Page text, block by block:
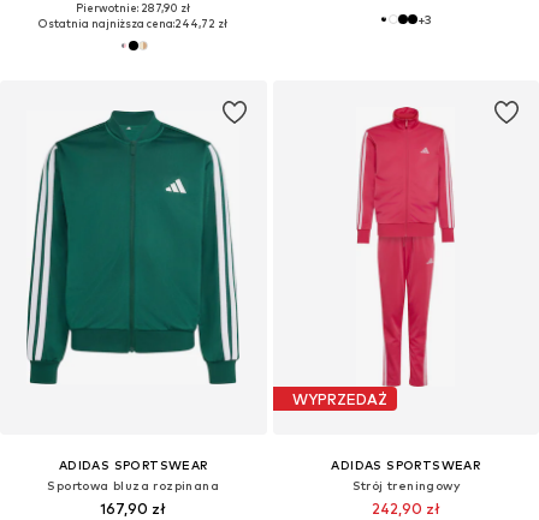
Pierwotnie: 287,90 zł
Ostatnia najniższa cena:244,72 zł +3
ADIDAS SPORTSWEAR
Sportowa bluza rozpinana
167,90 zł
WYPRZEDAŻ
ADIDAS SPORTSWEAR
Strój treningowy
242,90 zł